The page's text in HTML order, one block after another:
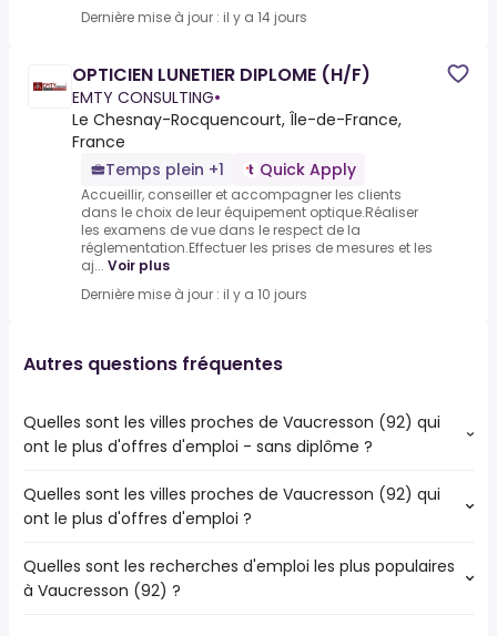
Dernière mise à jour : il y a 14 jours
OPTICIEN LUNETIER DIPLOME (H/F)
EMTY CONSULTING•
Le Chesnay-Rocquencourt, Île-de-France,
France
Temps plein +1
Quick Apply
Accueillir, conseiller et accompagner les clients
dans le choix de leur équipement optique.Réaliser
les examens de vue dans le respect de la
réglementation.Effectuer les prises de mesures et les
aj... Voir plus
Dernière mise à jour : il y a 10 jours
Autres questions fréquentes
Quelles sont les villes proches de Vaucresson (92) qui
ont le plus d'offres d'emploi - sans diplôme ?
Les villes proches de Vaucresson (92) qui ont le plus
d'offres d'emploi - sans diplôme sont :
Nanterre
Versailles
Quelles sont les villes proches de Vaucresson (92) qui
ont le plus d'offres d'emploi ?
Les 10 villes proches de Vaucresson (92) qui ont le plus
d'offres d'emploi sont :
Quelles sont les recherches d'emploi les plus populaires
à Vaucresson (92) ?